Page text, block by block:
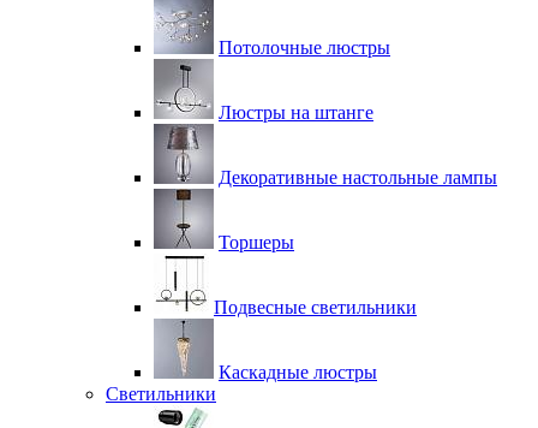
Потолочные люстры
Люстры на штанге
Декоративные настольные лампы
Торшеры
Подвесные светильники
Каскадные люстры
Светильники